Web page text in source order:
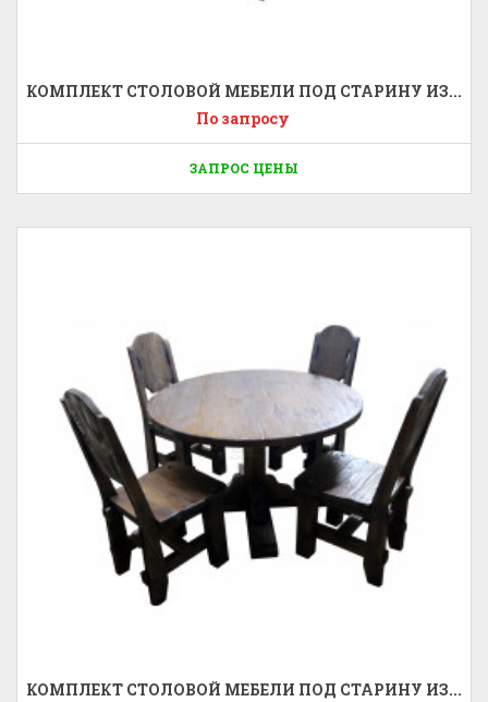
КОМПЛЕКТ СТОЛОВОЙ МЕБЕЛИ ПОД СТАРИНУ ИЗ...
По запросу
ЗАПРОС ЦЕНЫ
КОМПЛЕКТ СТОЛОВОЙ МЕБЕЛИ ПОД СТАРИНУ ИЗ...